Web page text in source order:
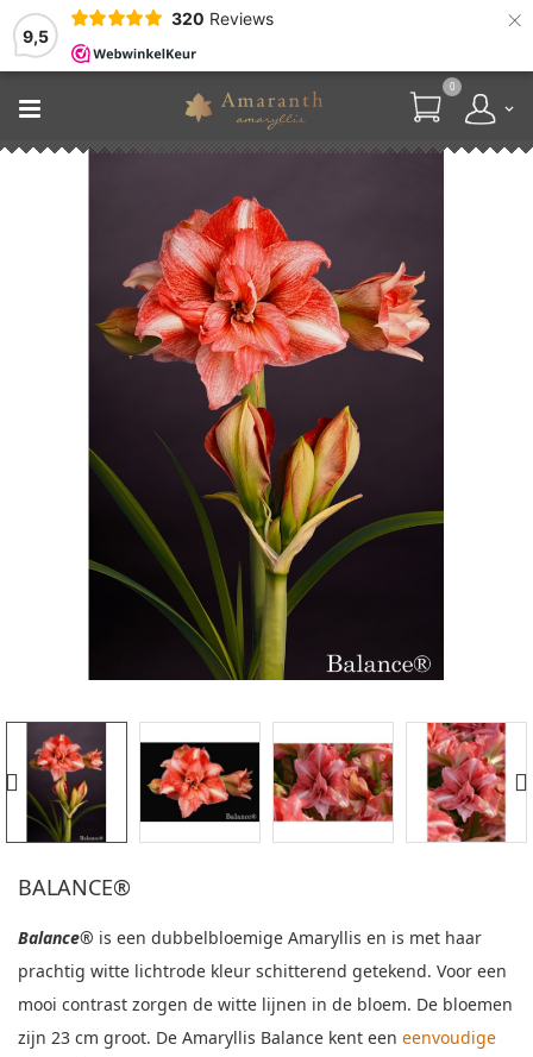
9,5
320 Reviews ×
0
BALANCE®
Balance® is een dubbelbloemige Amaryllis en is met haar
prachtig witte lichtrode kleur schitterend getekend. Voor een
mooi contrast zorgen de witte lijnen in de bloem. De bloemen
zijn 23 cm groot. De Amaryllis Balance kent een eenvoudige